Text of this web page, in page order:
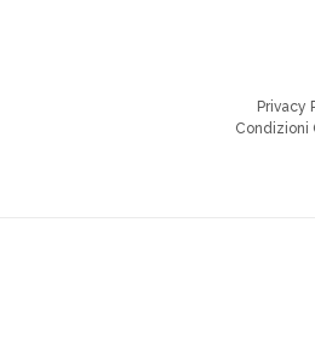
Privacy
Condizioni